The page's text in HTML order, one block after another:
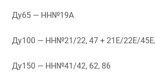
Ду65 — НН№19А
Ду100 — НН№21/22, 47 + 21Е/22Е/
Ду150 — НН№41/42, 62, 86